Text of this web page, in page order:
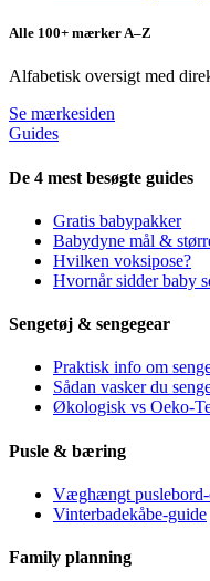
Alle 100+ mærker A–Z
Alfabetisk oversigt med
Se mærkesiden
Guides
De 4 mest besøgte guides
Gratis babypakker
Babydyne mål &
Hvilken voksipose?
Hvornår sidder baby
Sengetøj & sengegear
Praktisk info om
Sådan vasker du
Økologisk vs Oeko-
Pusle & bæring
Væghængt
Vinterbadekåbe-guide
Family planning